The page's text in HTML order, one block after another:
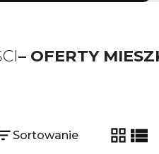
– OFERTY
Sortowanie
tabela